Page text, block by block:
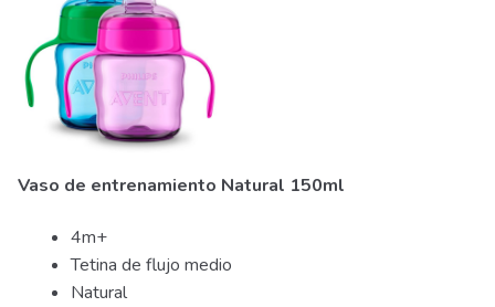
Vaso de entrenamiento Natural 150ml
4m+
Tetina de flujo medio
Natural